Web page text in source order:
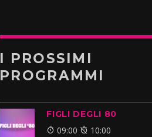
I PROSSIMI
PROGRAMMI
FIGLI DEGLI 80
09:00 10:00